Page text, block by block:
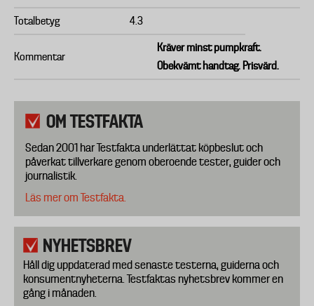
Totalbetyg 4.3
Kommentar
Kräver minst pumpkraft.
Obekvämt handtag. Prisvärd.
OM TESTFAKTA
Sedan 2001 har Testfakta underlättat köpbeslut och
påverkat tillverkare genom oberoende tester, guider och
journalistik.
Läs mer om Testfakta.
NYHETSBREV
Håll dig uppdaterad med senaste testerna, guiderna och
konsumentnyheterna. Testfaktas nyhetsbrev kommer en
gång i månaden.